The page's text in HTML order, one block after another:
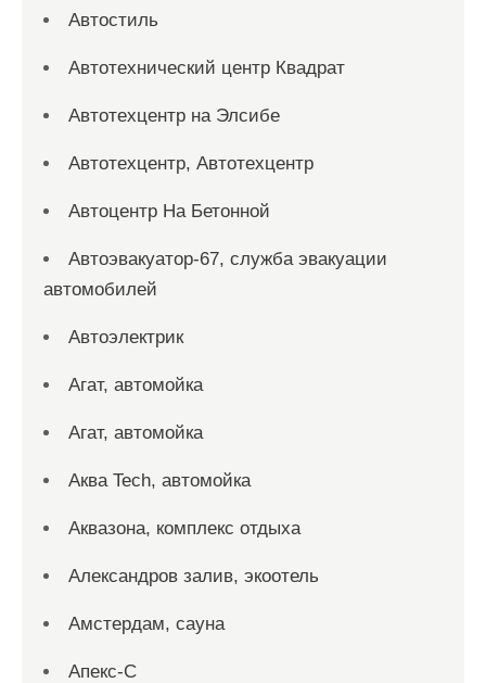
Автостиль
Автотехнический центр Квадрат
Автотехцентр на Элсибе
Автотехцентр, Автотехцентр
Автоцентр На Бетонной
Автоэвакуатор-67, служба эвакуации
автомобилей
Автоэлектрик
Агат, автомойка
Агат, автомойка
Аква Tech, автомойка
Аквазона, комплекс отдыха
Александров залив, экоотель
Амстердам, сауна
Апекс-С